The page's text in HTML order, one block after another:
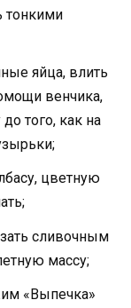
тонкими
яйца, влить
венчика,
того, как на
цветную
сливочным
массу;
«Выпечка»